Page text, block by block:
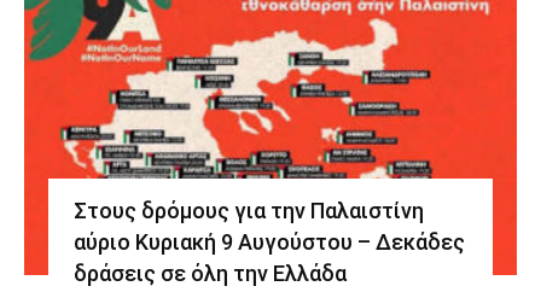
Στους δρόμους για την Παλαιστίνη
αύριο Κυριακή 9 Αυγούστου – Δεκάδες
δράσεις σε όλη την Ελλάδα